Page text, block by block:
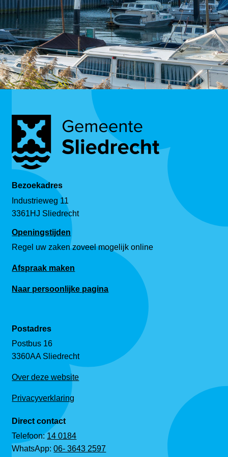
Bezoekadres
Industrieweg 11
3361HJ Sliedrecht
Openingstijden
Regel uw zaken zoveel mogelijk online
Afspraak maken
Naar persoonlijke pagina
Postadres
Postbus 16
3360AA Sliedrecht
Over deze website
Privacyverklaring
Direct contact
Telefoon:14 0184
WhatsApp:06- 3643 2597